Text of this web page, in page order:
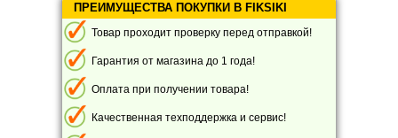
ПРЕИМУЩЕСТВА ПОКУПКИ В FIKSIKI
Товар проходит проверку перед отправкой!
Гарантия от магазина до 1 года!
Оплата при получении товара!
Качественная техподдержка и сервис!